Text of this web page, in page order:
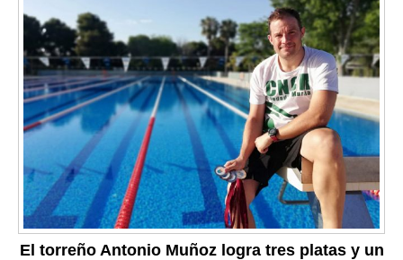
El torreño Antonio Muñoz logra tres platas y un